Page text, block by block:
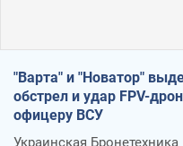
"Варта" и "Новатор"
обстрел и удар FPV-
офицеру ВСУ
Украинская Бронетехника